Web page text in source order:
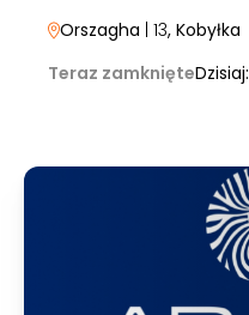
Orszagha | 13, Kobyłka
Teraz zamknięteDzisiaj: